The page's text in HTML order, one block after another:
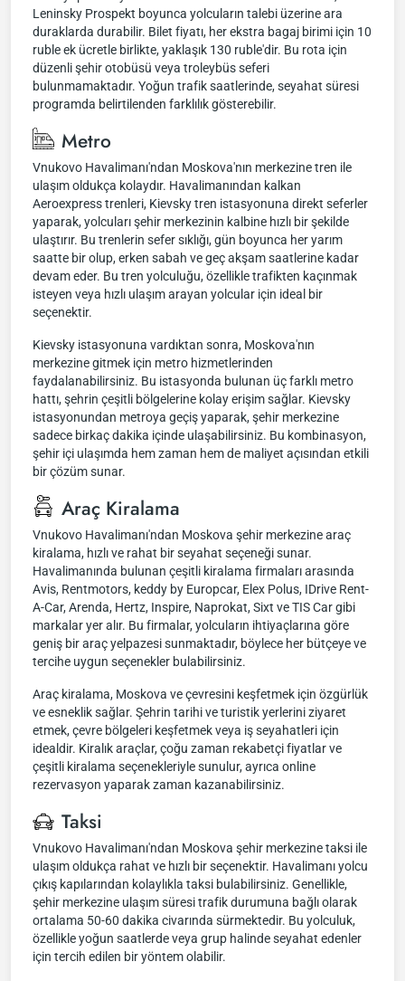
Leninsky Prospekt boyunca yolcuların talebi üzerine ara
duraklarda durabilir. Bilet fiyatı, her ekstra bagaj birimi için 10
ruble ek ücretle birlikte, yaklaşık 130 ruble'dir. Bu rota için
düzenli şehir otobüsü veya troleybüs seferi
bulunmamaktadır. Yoğun trafik saatlerinde, seyahat süresi
programda belirtilenden farklılık gösterebilir.
Metro
Vnukovo Havalimanı'ndan Moskova'nın merkezine tren ile
ulaşım oldukça kolaydır. Havalimanından kalkan
Aeroexpress trenleri, Kievsky tren istasyonuna direkt seferler
yaparak, yolcuları şehir merkezinin kalbine hızlı bir şekilde
ulaştırır. Bu trenlerin sefer sıklığı, gün boyunca her yarım
saatte bir olup, erken sabah ve geç akşam saatlerine kadar
devam eder. Bu tren yolculuğu, özellikle trafikten kaçınmak
isteyen veya hızlı ulaşım arayan yolcular için ideal bir
seçenektir.
Kievsky istasyonuna vardıktan sonra, Moskova'nın
merkezine gitmek için metro hizmetlerinden
faydalanabilirsiniz. Bu istasyonda bulunan üç farklı metro
hattı, şehrin çeşitli bölgelerine kolay erişim sağlar. Kievsky
istasyonundan metroya geçiş yaparak, şehir merkezine
sadece birkaç dakika içinde ulaşabilirsiniz. Bu kombinasyon,
şehir içi ulaşımda hem zaman hem de maliyet açısından etkili
bir çözüm sunar.
Araç Kiralama
Vnukovo Havalimanı'ndan Moskova şehir merkezine araç
kiralama, hızlı ve rahat bir seyahat seçeneği sunar.
Havalimanında bulunan çeşitli kiralama firmaları arasında
Avis, Rentmotors, keddy by Europcar, Elex Polus, IDrive Rent-
A-Car, Arenda, Hertz, Inspire, Naprokat, Sixt ve TIS Car gibi
markalar yer alır. Bu firmalar, yolcuların ihtiyaçlarına göre
geniş bir araç yelpazesi sunmaktadır, böylece her bütçeye ve
tercihe uygun seçenekler bulabilirsiniz.
Araç kiralama, Moskova ve çevresini keşfetmek için özgürlük
ve esneklik sağlar. Şehrin tarihi ve turistik yerlerini ziyaret
etmek, çevre bölgeleri keşfetmek veya iş seyahatleri için
idealdir. Kiralık araçlar, çoğu zaman rekabetçi fiyatlar ve
çeşitli kiralama seçenekleriyle sunulur, ayrıca online
rezervasyon yaparak zaman kazanabilirsiniz.
Taksi
Vnukovo Havalimanı'ndan Moskova şehir merkezine taksi ile
ulaşım oldukça rahat ve hızlı bir seçenektir. Havalimanı yolcu
çıkış kapılarından kolaylıkla taksi bulabilirsiniz. Genellikle,
şehir merkezine ulaşım süresi trafik durumuna bağlı olarak
ortalama 50-60 dakika civarında sürmektedir. Bu yolculuk,
özellikle yoğun saatlerde veya grup halinde seyahat edenler
için tercih edilen bir yöntem olabilir.